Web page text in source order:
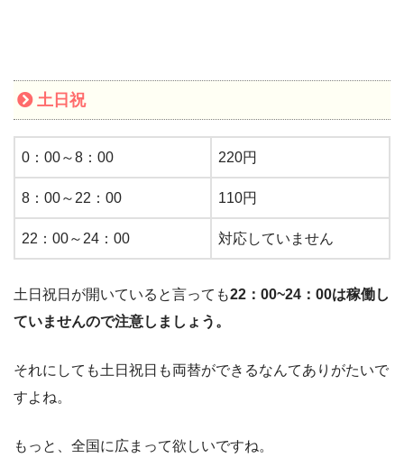
土日祝
0：00～8：00 220円
8：00～22：00 110円
22：00～24：00 対応していません
土日祝日が開いていると言っても22：00~24：00は稼働し
ていませんので注意しましょう。
それにしても土日祝日も両替ができるなんてありがたいで
すよね。
もっと、全国に広まって欲しいですね。